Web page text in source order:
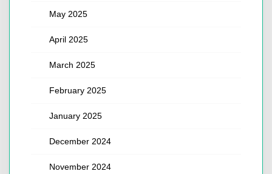
May 2025
April 2025
March 2025
February 2025
January 2025
December 2024
November 2024